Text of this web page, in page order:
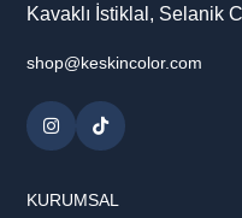
Kavaklı İstiklal, Selanik
shop@keskincolor.com
KURUMSAL